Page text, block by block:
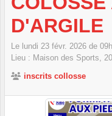
D'ARGILE
Le lundi 23 févr. 2026 de
Lieu : Maison des Sports,
inscrits collosse